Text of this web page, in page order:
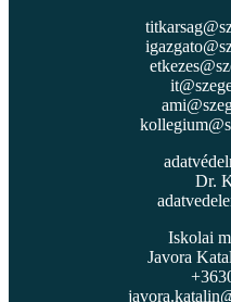
Dr.
Iskolai
Javora